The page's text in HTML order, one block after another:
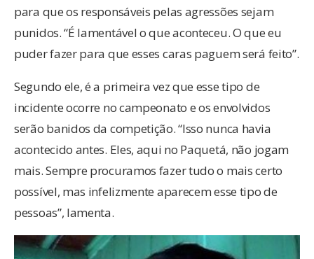
para que os responsáveis pelas agressões sejam
punidos. “É lamentável o que aconteceu. O que eu
puder fazer para que esses caras paguem será feito”.
Segundo ele, é a primeira vez que esse tipo de
incidente ocorre no campeonato e os envolvidos
serão banidos da competição. “Isso nunca havia
acontecido antes. Eles, aqui no Paquetá, não jogam
mais. Sempre procuramos fazer tudo o mais certo
possível, mas infelizmente aparecem esse tipo de
pessoas”, lamenta.